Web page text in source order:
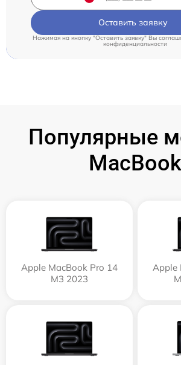
Оставить заявку
Нажимая на кнопку "Оставить заявку" Вы
конфиденциальности
Популярные
MacBook
Apple MacBook Pro 14
M3 2023
Apple